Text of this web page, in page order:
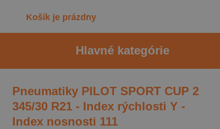
Košík je prázdny
Hlavné kategórie
Pneumatiky PILOT SPORT CUP 2
345/30 R21 - Index rýchlosti Y -
Index nosnosti 111